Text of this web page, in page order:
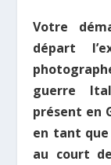
Votre
départ
guerre
présent en
en tant que
au court